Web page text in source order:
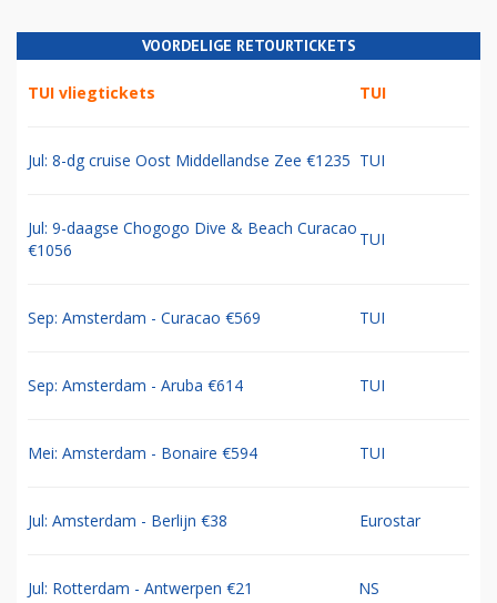
VOORDELIGE RETOURTICKETS
TUI vliegtickets TUI
Jul: 8-dg cruise Oost Middellandse Zee €1235 TUI
Jul: 9-daagse Chogogo Dive & Beach Curacao
€1056
TUI
Sep: Amsterdam - Curacao €569 TUI
Sep: Amsterdam - Aruba €614 TUI
Mei: Amsterdam - Bonaire €594 TUI
Jul: Amsterdam - Berlijn €38 Eurostar
Jul: Rotterdam - Antwerpen €21 NS